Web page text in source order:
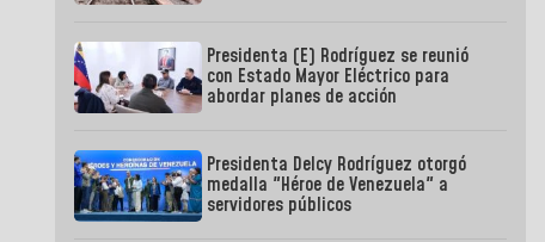
Presidenta (E) Rodríguez se reunió
con Estado Mayor Eléctrico para
abordar planes de acción
Presidenta Delcy Rodríguez otorgó
medalla "Héroe de Venezuela" a
servidores públicos